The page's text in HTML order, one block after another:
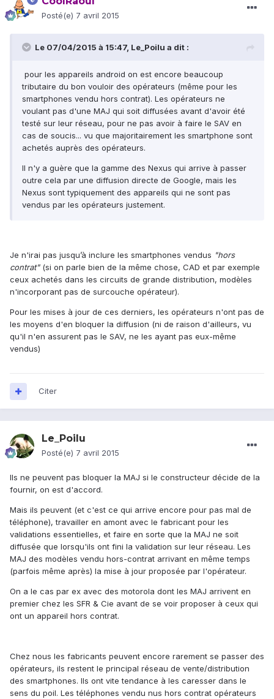
Posté(e) 7 avril 2015
Le 07/04/2015 à 15:47, Le_Poilu a dit :
pour les appareils android on est encore beaucoup
tributaire du bon vouloir des opérateurs (même pour les
smartphones vendu hors contrat). Les opérateurs ne
voulant pas d'une MAJ qui soit diffusées avant d'avoir été
testé sur leur réseau, pour ne pas avoir à faire le SAV en
cas de soucis... vu que majoritairement les smartphone sont
achetés auprès des opérateurs.
Il n'y a guère que la gamme des Nexus qui arrive à passer
outre cela par une diffusion directe de Google, mais les
Nexus sont typiquement des appareils qui ne sont pas
vendus par les opérateurs justement.
Je n'irai pas jusqu’à inclure les smartphones vendus "hors
contrat"(si on parle bien de la même chose, CAD et par exemple
ceux achetés dans les circuits de grande distribution, modèles
n'incorporant pas de surcouche opérateur).
Pour les mises à jour de ces derniers, les opérateurs n'ont pas de
les moyens d'en bloquer la diffusion (ni de raison d'ailleurs, vu
qu'il n'en assurent pas le SAV, ne les ayant pas eux-même
vendus)
Citer
Le_Poilu
Posté(e) 7 avril 2015
Ils ne peuvent pas bloquer la MAJ si le constructeur décide de la
fournir, on est d'accord.
Mais ils peuvent (et c'est ce qui arrive encore pour pas mal de
téléphone), travailler en amont avec le fabricant pour les
validations essentielles, et faire en sorte que la MAJ ne soit
diffusée que lorsqu'ils ont fini la validation sur leur réseau. Les
MAJ des modèles vendu hors-contrat arrivant en même temps
(parfois même après) la mise à jour proposée par l'opérateur.
On a le cas par ex avec des motorola dont les MAJ arrivent en
premier chez les SFR & Cie avant de se voir proposer à ceux qui
ont un appareil hors contrat.
Chez nous les fabricants peuvent encore rarement se passer des
opérateurs, ils restent le principal réseau de vente/distribution
des smartphones. Ils ont vite tendance à les caresser dans le
sens du poil. Les téléphones vendu nus hors contrat opérateurs